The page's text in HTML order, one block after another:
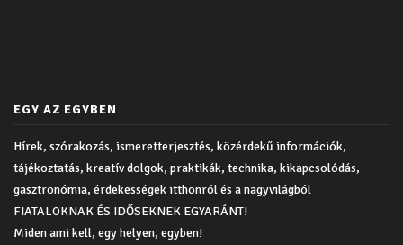
EGY AZ EGYBEN
Hírek, szórakozás, ismeretterjesztés, közérdekű információk,
tájékoztatás, kreatív dolgok, praktikák, technika, kikapcsolódás,
gasztronómia, érdekességek itthonról és a nagyvilágból
FIATALOKNAK ÉS IDŐSEKNEK EGYARÁNT!
Miden ami kell, egy helyen, egyben!